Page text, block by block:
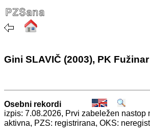
Gini SLAVIČ (2003), PK
Osebni rekordi
izpis: 7.08.2026, Prvi zabeležen
aktivna, PZS: registrirana, OKS: